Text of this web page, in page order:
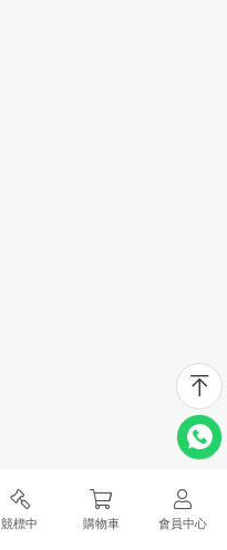
競標中 購物車 會員中心